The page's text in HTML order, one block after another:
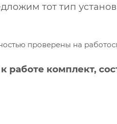
тот тип
проверены на
работе комплект,